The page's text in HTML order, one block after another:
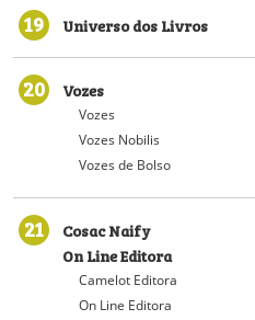
19 Universo dos Livros
20 Vozes
Vozes
Vozes Nobilis
Vozes de Bolso
21
Cosac Naify
On Line Editora
Camelot Editora
On Line Editora